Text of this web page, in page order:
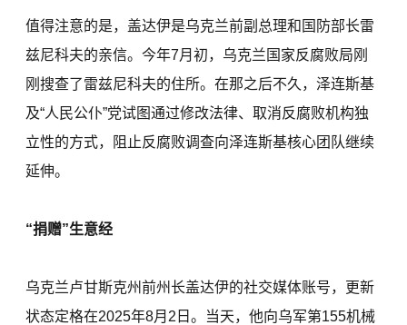
值得注意的是，盖达伊是乌克兰前副总理和国防部长雷
兹尼科夫的亲信。今年7月初，乌克兰国家反腐败局刚
刚搜查了雷兹尼科夫的住所。在那之后不久，泽连斯基
及“人民公仆”党试图通过修改法律、取消反腐败机构独
立性的方式，阻止反腐败调查向泽连斯基核心团队继续
延伸。
“捐赠”生意经
乌克兰卢甘斯克州前州长盖达伊的社交媒体账号，更新
状态定格在2025年8月2日。当天，他向乌军第155机械